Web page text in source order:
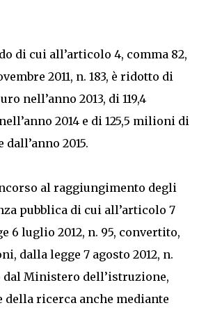
di cui all’articolo 4, comma 82,
2011, n. 183, è ridotto di
nell’anno 2013, di 119,4
2014 e di 125,5 milioni di
2015.
al raggiungimento degli
pubblica di cui all’articolo 7
6 luglio 2012, n. 95, convertito,
dalla legge 7 agosto 2012, n.
dal Ministero dell’istruzione,
della ricerca anche mediante